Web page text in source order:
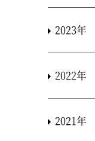
2023年
2022年
2021年